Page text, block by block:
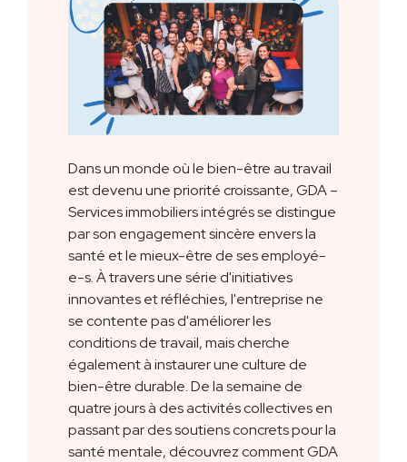
Dans un monde où le bien-être au travail
est devenu une priorité croissante, GDA –
Services immobiliers intégrés se distingue
par son engagement sincère envers la
santé et le mieux-être de ses employé-
e-s. À travers une série d'initiatives
innovantes et réfléchies, l'entreprise ne
se contente pas d'améliorer les
conditions de travail, mais cherche
également à instaurer une culture de
bien-être durable. De la semaine de
quatre jours à des activités collectives en
passant par des soutiens concrets pour la
santé mentale, découvrez comment GDA